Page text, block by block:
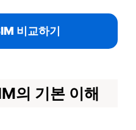
비교하기
의 기본 이해